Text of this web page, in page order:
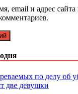
email и адрес сайта